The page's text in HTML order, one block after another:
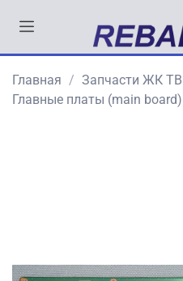
Главная
Запчасти ЖК ТВ
Главные платы (main board)